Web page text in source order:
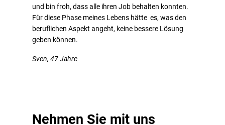
und bin froh, dass alle ihren Job behalten konnten.
Für diese Phase meines Lebens hätte es, was den
beruflichen Aspekt angeht, keine bessere Lösung
geben können.
Sven, 47 Jahre
Nehmen Sie mit uns